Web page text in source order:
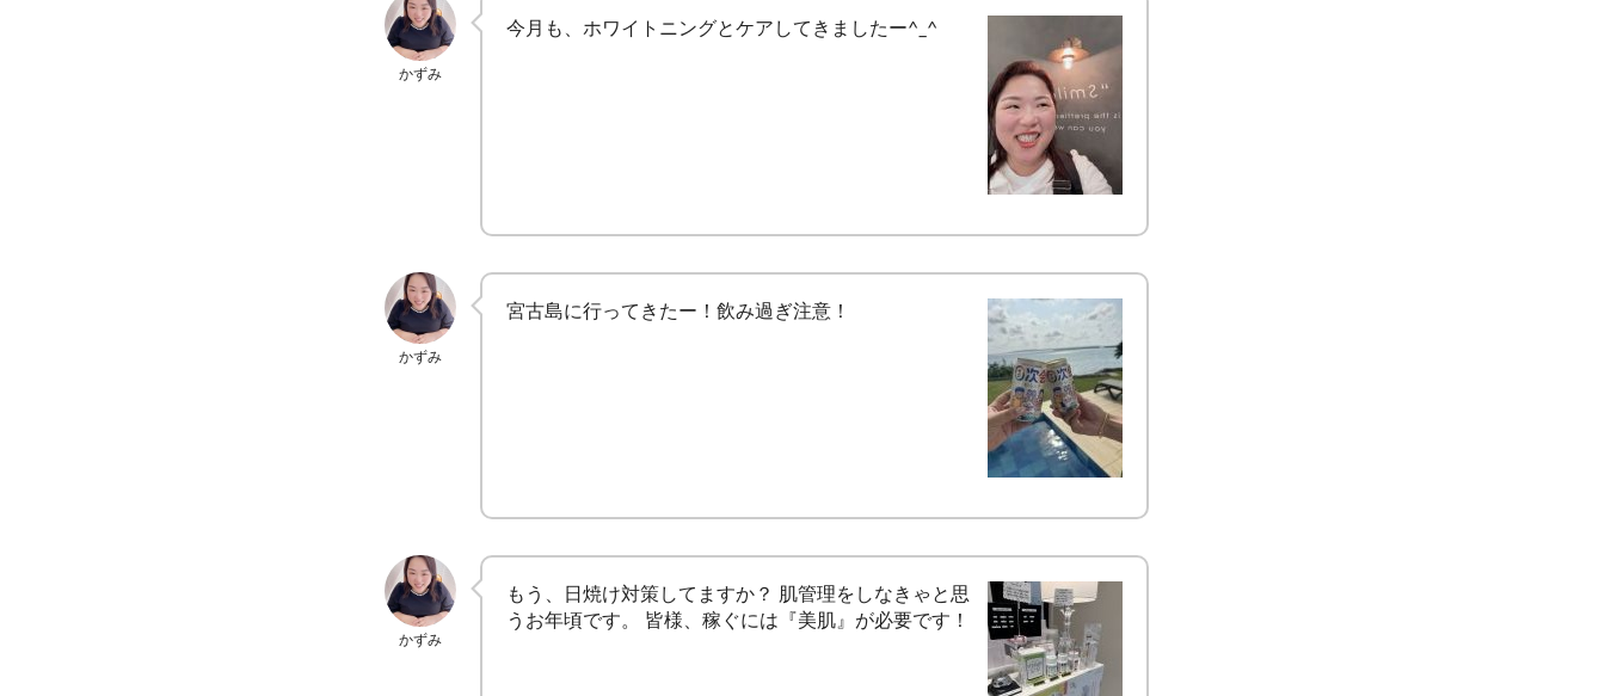
かずみ
今月も、ホワイトニングとケアしてきましたー^_^
かずみ
宮古島に行ってきたー！飲み過ぎ注意！
かずみ
もう、日焼け対策してますか？ 肌管理をしなきゃと思
うお年頃です。 皆様、稼ぐには『美肌』が必要です！